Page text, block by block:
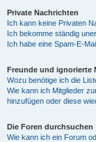
Private Nachrichten
Ich kann keine Privaten
Ich bekomme ständig
Ich habe eine Spam-E-
Freunde und ignorierte
Wozu benötige ich die
Wie kann ich Mitglieder
hinzufügen oder diese
Die Foren durchsuchen
Wie kann ich ein Forum